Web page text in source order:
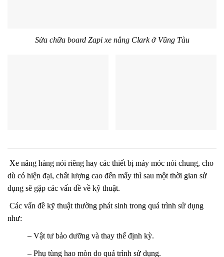
Sửa chữa board Zapi xe nâng Clark ở Vũng Tàu
Xe nâng hàng nói riêng hay các thiết bị máy móc nói chung, cho
dù có hiện đại, chất lượng cao đến mấy thì sau một thời gian sử
dụng sẽ gặp các vấn đề về kỹ thuật.
Các vấn đề kỹ thuật thường phát sinh trong quá trình sử dụng
như:
– Vật tư bảo dưỡng và thay thế định kỳ.
– Phụ tùng hao mòn do quá trình sử dụng.